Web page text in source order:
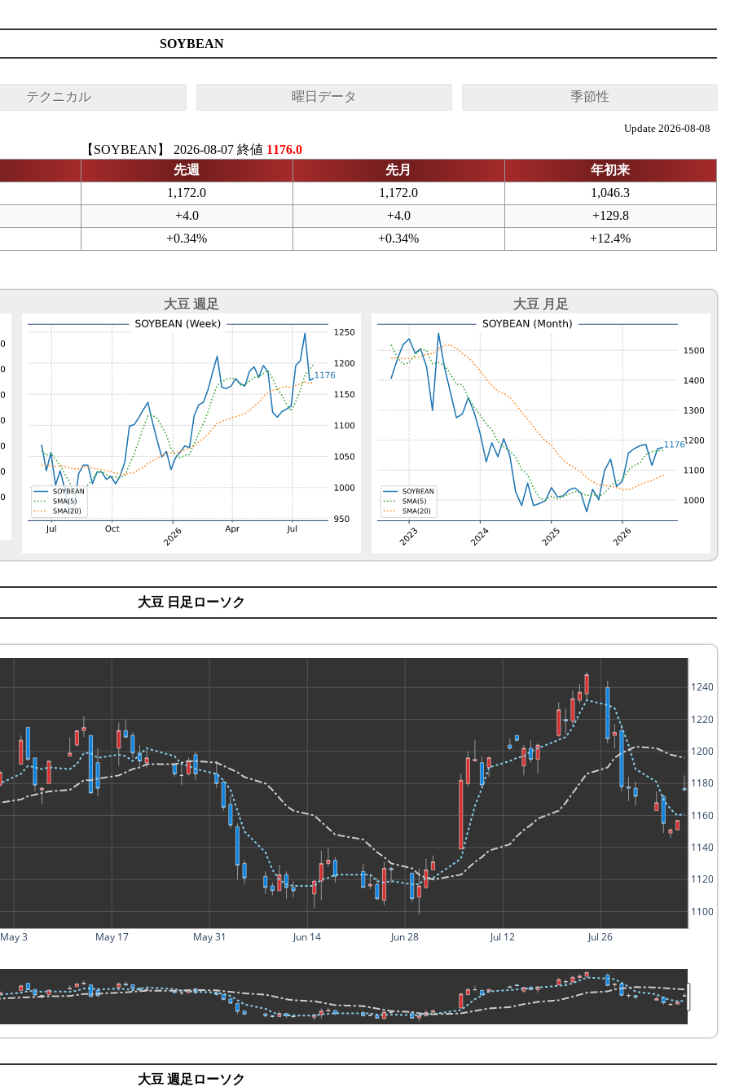
SOYBEAN
テクニカル 曜日データ 季節性
Update 2026-08-08
【SOYBEAN】 2026-08-07 終値 1176.0
先週 先月
年初来
1,172.0 1,172.0
1,046.3
+4.0 +4.0
+129.8
+0.34% +0.34% +12.4%
大豆 週足 大豆 月足
大豆 日足ローソク
May 3 May 17 May 31 Jun 14 Jun 28 Jul 12 Jul 26
1100
1120
1140
1160
1180
1200
1220
1240
大豆 週足ローソク